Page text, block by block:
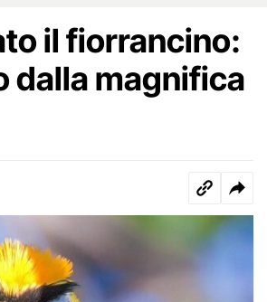
il fiorrancino:
dalla magnifica